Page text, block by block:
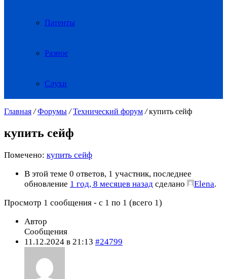
Патенты
Разное
Слухи
Главная / Форумы / Технический форум / купить сейф
купить сейф
Помечено: купить сейф
В этой теме 0 ответов, 1 участник, последнее
обновление 1 год, 8 месяцев назад сделано Elena.
Просмотр 1 сообщения - с 1 по 1 (всего 1)
Автор
Сообщения
11.12.2024 в 21:13 #24799